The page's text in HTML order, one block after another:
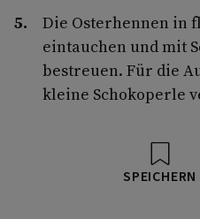
Die Osterhennen in
eintauchen und mit
bestreuen. Für die
kleine Schokoperle
SPEICHERN